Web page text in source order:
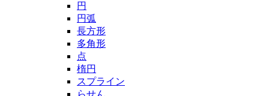
円
円弧
長方形
多角形
点
楕円
スプライン
らせん